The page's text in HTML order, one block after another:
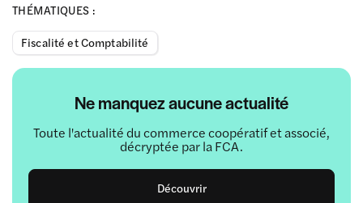
THÉMATIQUES :
Fiscalité et Comptabilité
Ne manquez aucune actualité
Toute l'actualité du commerce coopératif et associé,
décryptée par la FCA.
Découvrir